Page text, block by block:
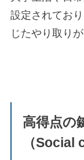
設定されてお
じたやり取り
高得点の
（Social